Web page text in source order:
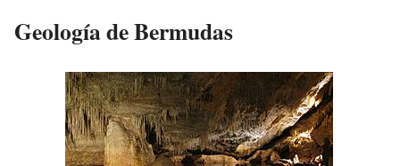
Geología de Bermudas